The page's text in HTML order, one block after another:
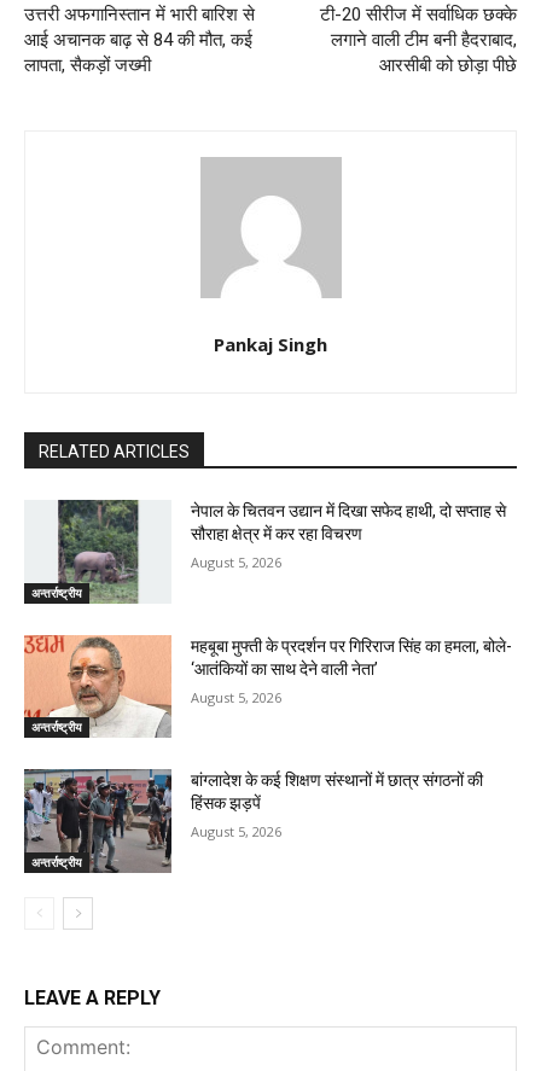
उत्तरी अफगानिस्तान में भारी बारिश से
आई अचानक बाढ़ से 84 की मौत, कई
लापता, सैकड़ों जख्मी
टी-20 सीरीज में सर्वाधिक छक्के
लगाने वाली टीम बनी हैदराबाद,
आरसीबी को छोड़ा पीछे
Pankaj Singh
RELATED ARTICLES
अन्तर्राष्ट्रीय
नेपाल के चितवन उद्यान में दिखा सफेद हाथी, दो सप्ताह से
सौराहा क्षेत्र में कर रहा विचरण
August 5, 2026
अन्तर्राष्ट्रीय
महबूबा मुफ्ती के प्रदर्शन पर गिरिराज सिंह का हमला, बोले-
‘आतंकियों का साथ देने वाली नेता’
August 5, 2026
अन्तर्राष्ट्रीय
बांग्लादेश के कई शिक्षण संस्थानों में छात्र संगठनों की
हिंसक झड़पें
August 5, 2026
LEAVE A REPLY